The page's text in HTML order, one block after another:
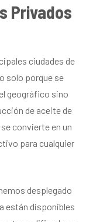
Privados
ciudades de
solo porque se
geográfico sino
de aceite de
convierte en un
para cualquier
desplegado
están disponibles